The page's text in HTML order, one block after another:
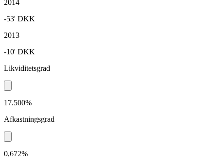
2014
-53' DKK
2013
-10' DKK
Likviditetsgrad
17.500%
Afkastningsgrad
0,672%